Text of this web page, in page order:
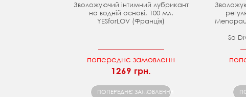
Зволожуючий інтимний лубрикант
на водній основі, 100 мл.
YESforLOV (Франція)
попереднє замовленн
1269 грн.
ПОПЕРЕДНЄ ЗАМОВЛЕННЯ
So